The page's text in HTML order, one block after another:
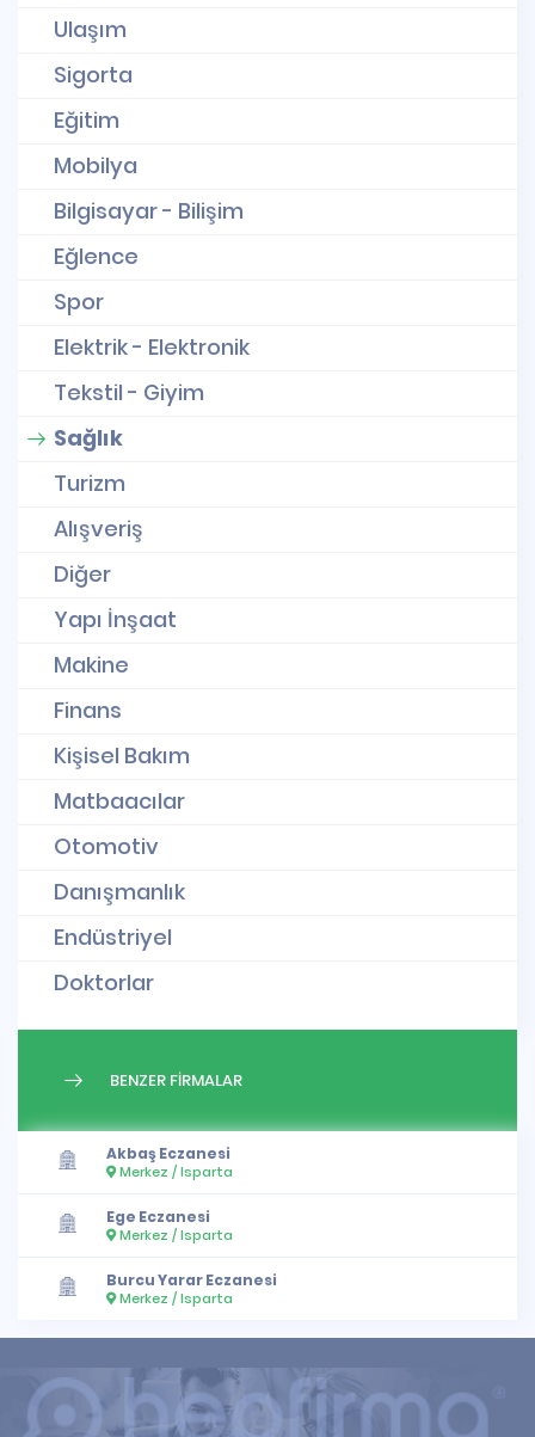
Ulaşım
Sigorta
Eğitim
Mobilya
Bilgisayar - Bilişim
Eğlence
Spor
Elektrik - Elektronik
Tekstil - Giyim
Sağlık
Turizm
Alışveriş
Diğer
Yapı İnşaat
Makine
Finans
Kişisel Bakım
Matbaacılar
Otomotiv
Danışmanlık
Endüstriyel
Doktorlar
BENZER FİRMALAR
Akbaş Eczanesi
Merkez / Isparta
Ege Eczanesi
Merkez / Isparta
Burcu Yarar Eczanesi
Merkez / Isparta